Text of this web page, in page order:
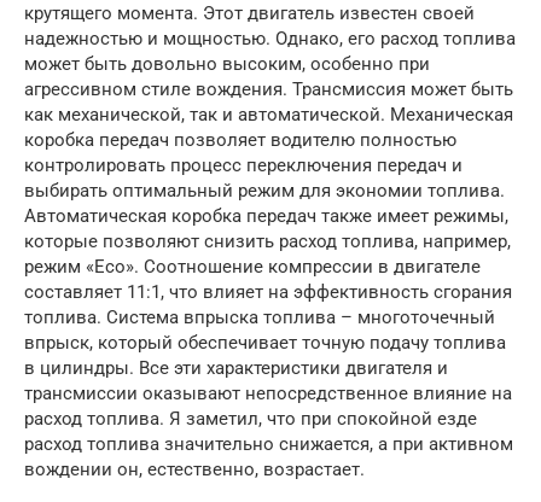
крутящего момента. Этот двигатель известен своей
надежностью и мощностью. Однако, его расход топлива
может быть довольно высоким, особенно при
агрессивном стиле вождения. Трансмиссия может быть
как механической, так и автоматической. Механическая
коробка передач позволяет водителю полностью
контролировать процесс переключения передач и
выбирать оптимальный режим для экономии топлива.
Автоматическая коробка передач также имеет режимы,
которые позволяют снизить расход топлива, например,
режим «Eco». Соотношение компрессии в двигателе
составляет 11:1, что влияет на эффективность сгорания
топлива. Система впрыска топлива – многоточечный
впрыск, который обеспечивает точную подачу топлива
в цилиндры. Все эти характеристики двигателя и
трансмиссии оказывают непосредственное влияние на
расход топлива. Я заметил, что при спокойной езде
расход топлива значительно снижается, а при активном
вождении он, естественно, возрастает.